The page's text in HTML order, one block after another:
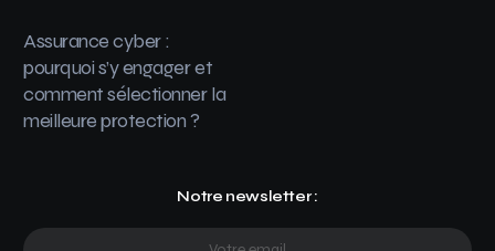
Assurance cyber :
pourquoi s’y engager et
comment sélectionner la
meilleure protection ?
Notre newsletter :